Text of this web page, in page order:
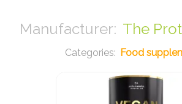
The
Food